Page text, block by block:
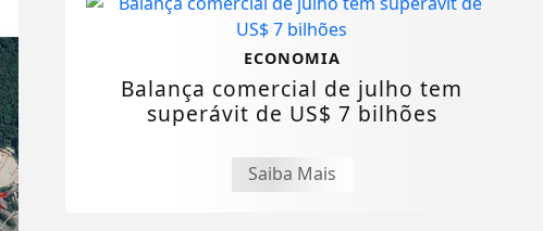
ECONOMIA
Balança comercial de julho tem
superávit de US$ 7 bilhões
Saiba Mais